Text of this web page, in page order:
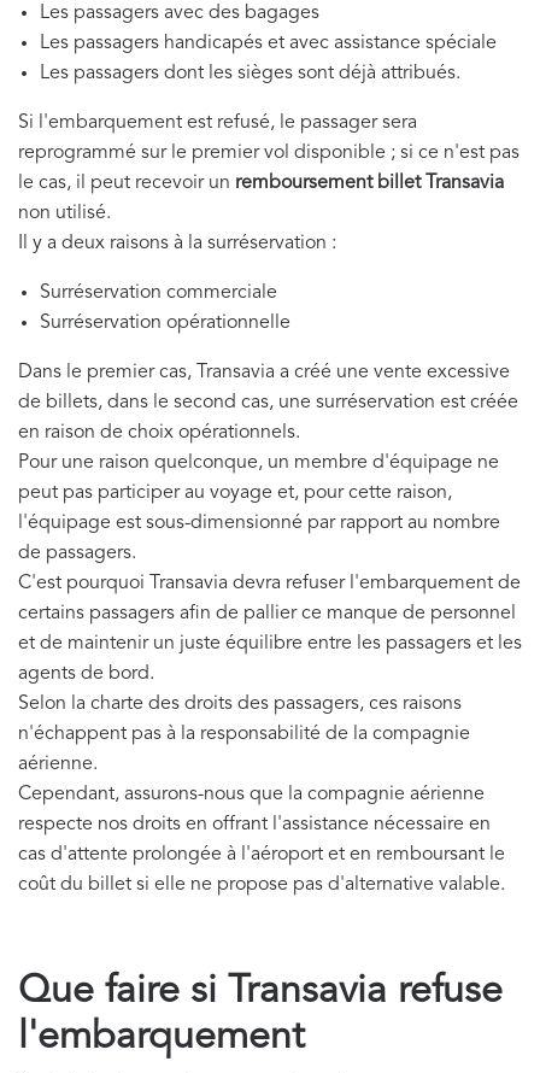
Les passagers avec des bagages
Les passagers handicapés et avec assistance spéciale
​Les passagers dont les sièges sont déjà attribués.
Si l'embarquement est refusé, le passager sera
reprogrammé sur le premier vol disponible ; si ce n'est pas
le cas, il peut recevoir un remboursement billet Transavia
non utilisé.
Il y a deux raisons à la surréservation :
Surréservation commerciale
​Surréservation opérationnelle
Dans le premier cas, Transavia a créé une vente excessive
de billets, dans le second cas, une surréservation est créée
en raison de choix opérationnels.
Pour une raison quelconque, un membre d'équipage ne
peut pas participer au voyage et, pour cette raison,
l'équipage est sous-dimensionné par rapport au nombre
de passagers.
C'est pourquoi Transavia devra refuser l'embarquement de
certains passagers afin de pallier ce manque de personnel
et de maintenir un juste équilibre entre les passagers et les
agents de bord.
Selon la charte des droits des passagers, ces raisons
n'échappent pas à la responsabilité de la compagnie
aérienne.
Cependant, assurons-nous que la compagnie aérienne
respecte nos droits en offrant l'assistance nécessaire en
cas d'attente prolongée à l'aéroport et en remboursant le
coût du billet si elle ne propose pas d'alternative valable.
Que faire si Transavia refuse
l'embarquement